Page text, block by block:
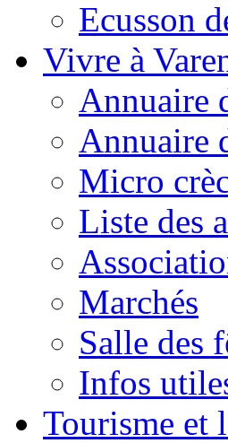
Ecusson
Vivre à
Annuaire
Annuaire
Micro
Liste des
Marchés
Salle des
Infos
Tourisme et